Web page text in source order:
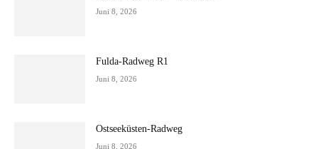
Juni 8, 2026
Fulda-Radweg R1
Juni 8, 2026
Ostseeküsten-Radweg
Juni 8, 2026